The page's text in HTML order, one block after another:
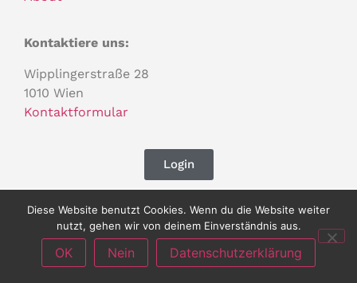
Kontaktiere uns:
Wipplingerstraße 28
1010 Wien
Kontaktformular
Login
Diese Website benutzt Cookies. Wenn du die Website weiter
nutzt, gehen wir von deinem Einverständnis aus.
OK Nein Datenschutzerklärung